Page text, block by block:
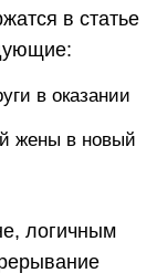
в статье
в оказании
жены в новый
логичным